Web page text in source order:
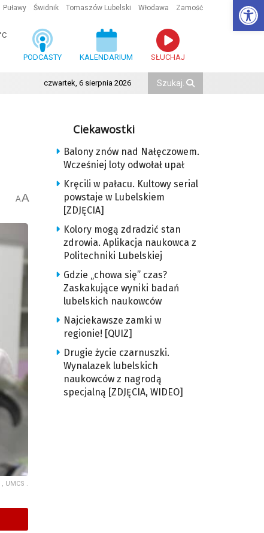
Puławy Świdnik Tomaszów Lubelski Włodawa Zamość
°C
PODCASTY KALENDARIUM SŁUCHAJ
czwartek, 6 sierpnia 2026
AA
UMCS .
Ciekawostki
Balony znów nad Nałęczowem.
Wcześniej loty odwołał upał
Kręcili w pałacu. Kultowy serial
powstaje w Lubelskiem
[ZDJĘCIA]
Kolory mogą zdradzić stan
zdrowia. Aplikacja naukowca z
Politechniki Lubelskiej
Gdzie „chowa się” czas?
Zaskakujące wyniki badań
lubelskich naukowców
Najciekawsze zamki w
regionie! [QUIZ]
Drugie życie czarnuszki.
Wynalazek lubelskich
naukowców z nagrodą
specjalną [ZDJĘCIA, WIDEO]